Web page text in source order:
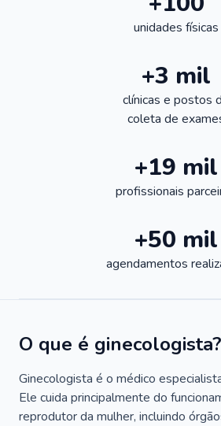
unidades físicas
+3 mil
clínicas e postos
coleta de
+19 mil
profissionais
+50 mil
agendamentos
O que é ginecologista?
Ginecologista é o médico
Ele cuida principalmente do
reprodutor da mulher, incluindo